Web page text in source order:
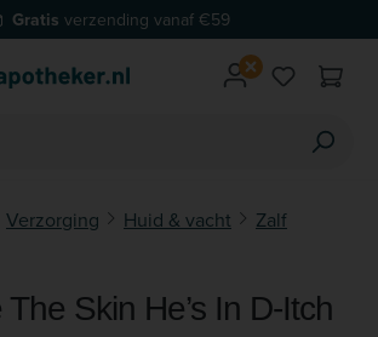
Gratis verzending vanaf €59
Je hebt
Verzorging Huid & vacht Zalf
Skin He’s In D-Itch